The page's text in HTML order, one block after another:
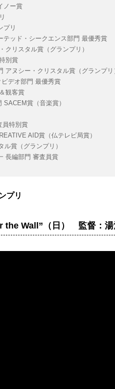
ノー賞
プリ
テッド・シークエンス部門 最優秀賞
リスタル賞（グランプリ）
別賞
アヌシー・クリスタル賞（グランプリ
デオ部門 最優秀賞
観客賞
賞（音楽賞）
員特別賞
AID賞（仏テレビ局賞）
ル賞（グランプリ）
長編部門 審査員賞
プリ
the Wall”（日） 監督：